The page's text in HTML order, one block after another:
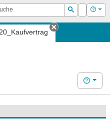
Suchen
Login Hilfe
20_Kaufvertrag
Tab schließen
Hilfe